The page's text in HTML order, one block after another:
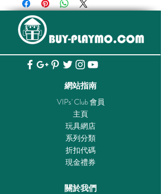
網站指南
VIPs' Club 會員
主頁
玩具網店
系列分類
折扣代碼
現金禮券
關於我們